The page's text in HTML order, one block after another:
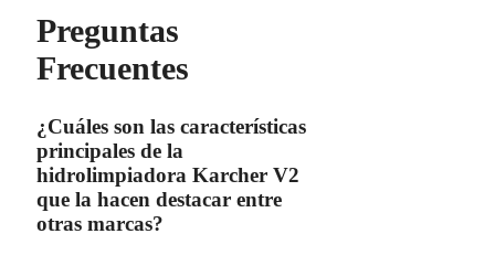
Preguntas
Frecuentes
¿Cuáles son las características
principales de la
hidrolimpiadora Karcher V2
que la hacen destacar entre
otras marcas?